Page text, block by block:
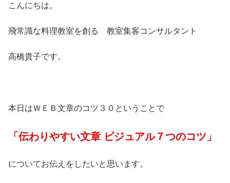
こんにちは。
飛常識な料理教室を創る 教室集客コンサルタント
高橋貴子です。
本日はＷＥＢ文章のコツ３０ということで
「伝わりやすい文章 ビジュアル７つのコツ」
についてお伝えをしたいと思います。